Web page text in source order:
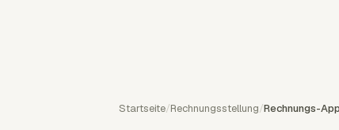
Startseite/Rechnungsstellung/Rechnungs-